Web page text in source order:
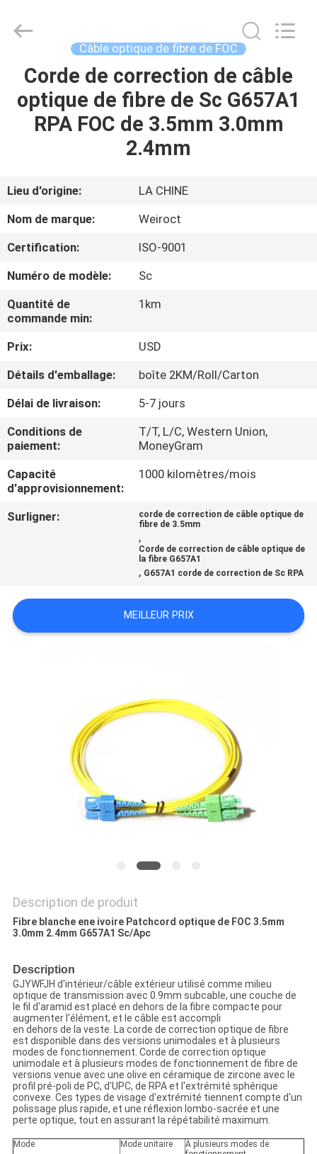
MAISON
PRODUITS
SUJET
DE
NOUS
VISITE
D'USINE
CONTRÔLE
DE
QUALITÉ
CONTACTEZ-
NOUS
NOUVELLES
PLAN
DU
Weiruo
Communication
Reserved.
Câble optique de fibre de FOC
Corde de correction de câble
optique de fibre de Sc G657A1
RPA FOC de 3.5mm 3.0mm
2.4mm
Lieu d'origine:
LA CHINE
Nom de marque:
Weiroct
Certification:
ISO-9001
Numéro de modèle:
Sc
Quantité de
commande min:
1km
Prix:
USD
Détails d'emballage:
boîte 2KM/Roll/Carton
Délai de livraison:
5-7 jours
Conditions de
paiement:
T/T, L/C, Western Union,
MoneyGram
Capacité
d'approvisionnement:
1000 kilomètres/mois
Surligner:
corde de correction de câble optique de
fibre de 3.5mm
,
Corde de correction de câble optique de
la fibre G657A1
, G657A1 corde de correction de Sc RPA
MEILLEUR PRIX
Description de produit
Fibre blanche ene ivoire Patchcord optique de FOC 3.5mm
3.0mm 2.4mm G657A1 Sc/Apc
Description
GJYWFJH d'intérieur/câble extérieur utilisé comme milieu
optique de transmission avec 0.9mm subcable, une couche de
le fil d'aramid est placé en dehors de la fibre compacte pour
augmenter l'élément, et le câble est accompli
en dehors de la veste. La corde de correction optique de fibre
est disponible dans des versions unimodales et à plusieurs
modes de fonctionnement. Corde de correction optique
unimodale et à plusieurs modes de fonctionnement de fibre de
versions venue avec une olive en céramique de zircone avec le
profil pré-poli de PC, d'UPC, de RPA et l'extrémité sphérique
convexe. Ces types de visage d'extrémité tiennent compte d'un
polissage plus rapide, et une réflexion lombo-sacrée et une
perte optique, tout en assurant la répétabilité maximum.
Mode Mode unitaire
À plusieurs modes de